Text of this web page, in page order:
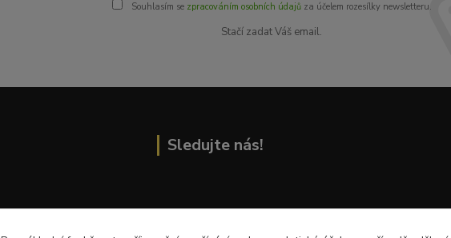
Souhlasím se zpracováním osobních údajůza účelem rozesílky newsletteru.
Stačí zadat Váš email.
Sledujte nás!